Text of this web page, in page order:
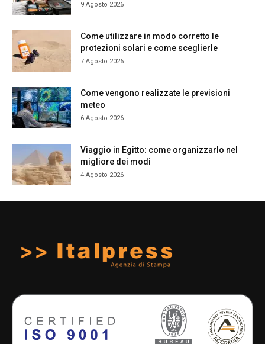
9 Agosto 2026
Come utilizzare in modo corretto le
protezioni solari e come sceglierle
7 Agosto 2026
Come vengono realizzate le previsioni
meteo
6 Agosto 2026
Viaggio in Egitto: come organizzarlo nel
migliore dei modi
4 Agosto 2026